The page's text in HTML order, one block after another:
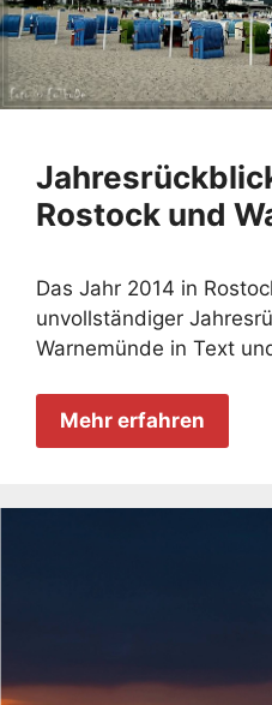
Rostock und
Das Jahr 2014 in
unvollständiger
Warnemünde in Text
Mehr erfahren